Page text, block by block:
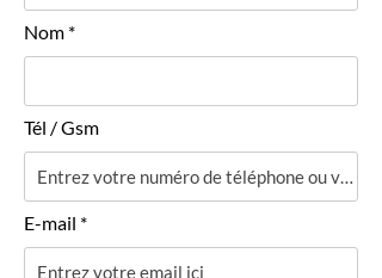
Nom
Tél / Gsm
E-mail